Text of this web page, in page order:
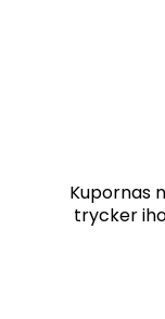
Kupornas
trycker